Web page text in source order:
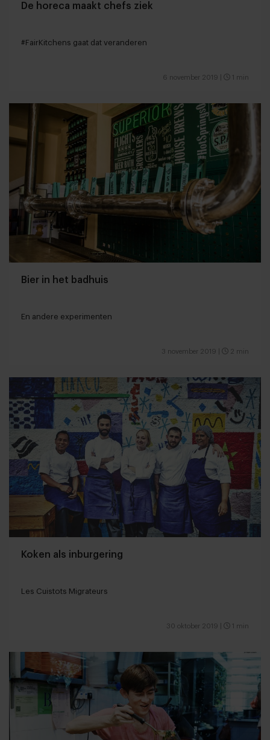
De horeca maakt chefs ziek
#FairKitchens gaat dat veranderen
6 november 2019 1 min
Bier in het badhuis
En andere experimenten
3 november 2019 2 min
Koken als inburgering
Les Cuistots Migrateurs
30 oktober 2019 1 min